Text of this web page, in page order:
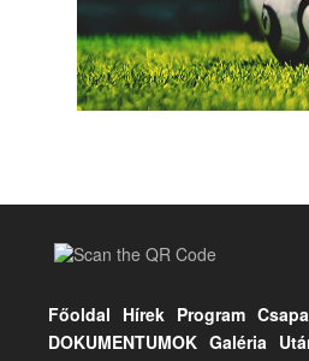
Főoldal Hírek Program
DOKUMENTUMOK Galéria